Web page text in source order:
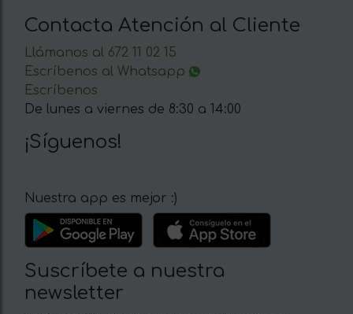
Contacta Atención al Cliente
Llámanos al 672 11 02 15
Escríbenos al Whatsapp
Escríbenos
De lunes a viernes de 8:30 a 14:00
¡Síguenos!
Nuestra app es mejor :)
Suscríbete a nuestra
newsletter